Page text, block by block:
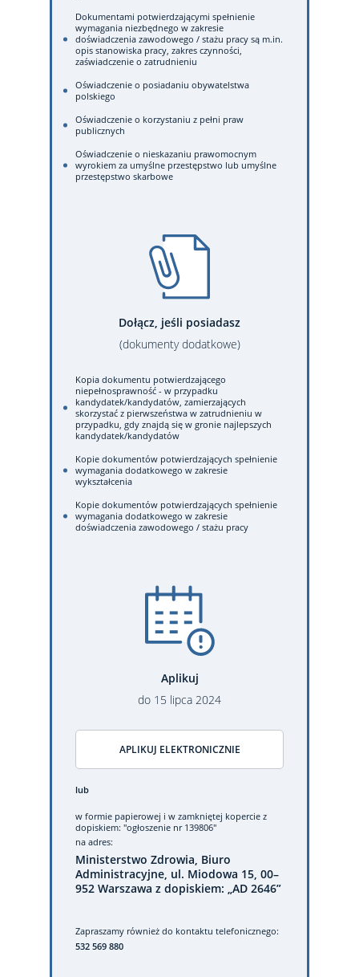
Dokumentami potwierdzającymi spełnienie
wymagania niezbędnego w zakresie
doświadczenia zawodowego / stażu pracy są m.in.
opis stanowiska pracy, zakres czynności,
zaświadczenie o zatrudnieniu
Oświadczenie o posiadaniu obywatelstwa
polskiego
Oświadczenie o korzystaniu z pełni praw
publicznych
Oświadczenie o nieskazaniu prawomocnym
wyrokiem za umyślne przestępstwo lub umyślne
przestępstwo skarbowe
Dołącz, jeśli posiadasz
(dokumenty dodatkowe)
Kopia dokumentu potwierdzającego
niepełnosprawność - w przypadku
kandydatek/kandydatów, zamierzających
skorzystać z pierwszeństwa w zatrudnieniu w
przypadku, gdy znajdą się w gronie najlepszych
kandydatek/kandydatów
Kopie dokumentów potwierdzających spełnienie
wymagania dodatkowego w zakresie
wykształcenia
Kopie dokumentów potwierdzających spełnienie
wymagania dodatkowego w zakresie
doświadczenia zawodowego / stażu pracy
Aplikuj
do 15 lipca 2024
APLIKUJ ELEKTRONICZNIE
lub
w formie papierowej i w zamkniętej kopercie z
dopiskiem: "ogłoszenie nr 139806"
na adres:
Ministerstwo Zdrowia, Biuro
Administracyjne, ul. Miodowa 15, 00–
952 Warszawa z dopiskiem: „AD 2646”
Zapraszamy również do kontaktu telefonicznego:
532 569 880